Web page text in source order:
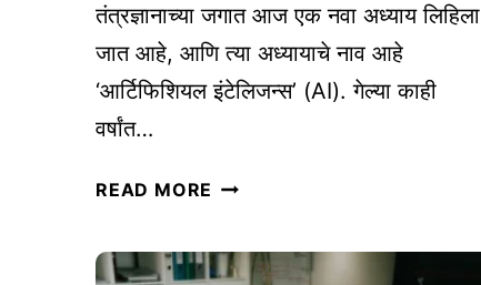
आ
णि
स्क्रि
रा
तंत्रज्ञानाच्या जगात आज एक नवा अध्याय लिहिला
जात आहे, आणि त्या अध्यायाचे नाव आहे
‘आर्टिफिशियल इंटेलिजन्स’ (AI). गेल्या काही
वर्षांत…
READ MORE A
णि